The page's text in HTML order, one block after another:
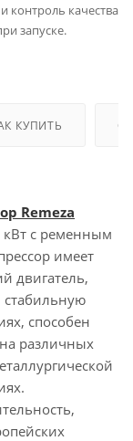
контроль качества
запуске.
КУПИТЬ
Remeza
с ременным
имеет
двигатель,
способен
различных